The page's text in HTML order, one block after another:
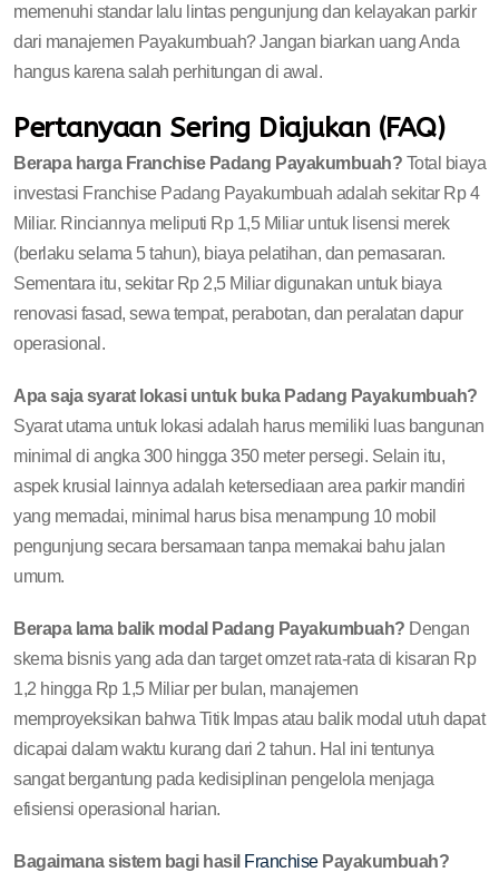
memenuhi standar lalu lintas pengunjung dan kelayakan parkir
dari manajemen Payakumbuah? Jangan biarkan uang Anda
hangus karena salah perhitungan di awal.
Pertanyaan Sering Diajukan (FAQ)
Berapa harga Franchise Padang Payakumbuah? Total biaya
investasi Franchise Padang Payakumbuah adalah sekitar Rp 4
Miliar. Rinciannya meliputi Rp 1,5 Miliar untuk lisensi merek
(berlaku selama 5 tahun), biaya pelatihan, dan pemasaran.
Sementara itu, sekitar Rp 2,5 Miliar digunakan untuk biaya
renovasi fasad, sewa tempat, perabotan, dan peralatan dapur
operasional.
Apa saja syarat lokasi untuk buka Padang Payakumbuah?
Syarat utama untuk lokasi adalah harus memiliki luas bangunan
minimal di angka 300 hingga 350 meter persegi. Selain itu,
aspek krusial lainnya adalah ketersediaan area parkir mandiri
yang memadai, minimal harus bisa menampung 10 mobil
pengunjung secara bersamaan tanpa memakai bahu jalan
umum.
Berapa lama balik modal Padang Payakumbuah? Dengan
skema bisnis yang ada dan target omzet rata-rata di kisaran Rp
1,2 hingga Rp 1,5 Miliar per bulan, manajemen
memproyeksikan bahwa Titik Impas atau balik modal utuh dapat
dicapai dalam waktu kurang dari 2 tahun. Hal ini tentunya
sangat bergantung pada kedisiplinan pengelola menjaga
efisiensi operasional harian.
Bagaimana sistem bagi hasil FranchisePayakumbuah?